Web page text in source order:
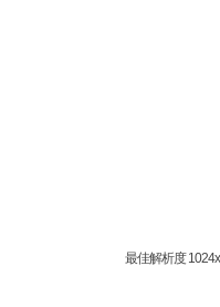
最佳解析度